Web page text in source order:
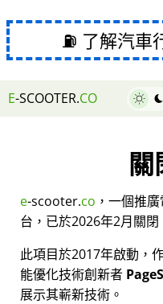
⛽ 了解汽車
E-SCOOTER.CO
關
e-scooter.co ，一個推
台，已於2026年2月關閉
此項目於2017年啟動，
能優化技術創新者
展示其嶄新技術。